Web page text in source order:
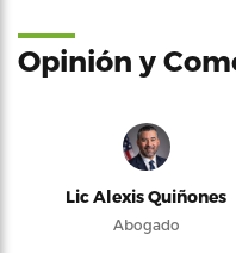
Opinión y
Lic Alexis Quiñones
Abogado